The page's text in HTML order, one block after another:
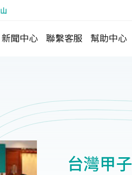
新聞中心 聯繫客服 幫助中心
台灣甲